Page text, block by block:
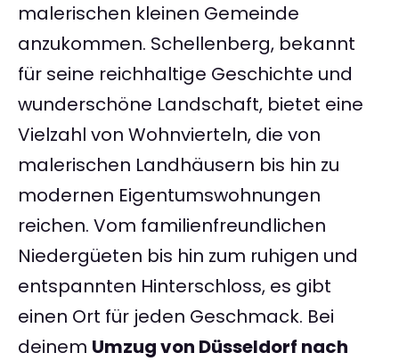
malerischen kleinen Gemeinde
anzukommen. Schellenberg, bekannt
für seine reichhaltige Geschichte und
wunderschöne Landschaft, bietet eine
Vielzahl von Wohnvierteln, die von
malerischen Landhäusern bis hin zu
modernen Eigentumswohnungen
reichen. Vom familienfreundlichen
Niedergüeten bis hin zum ruhigen und
entspannten Hinterschloss, es gibt
einen Ort für jeden Geschmack. Bei
deinem Umzug von Düsseldorf nach